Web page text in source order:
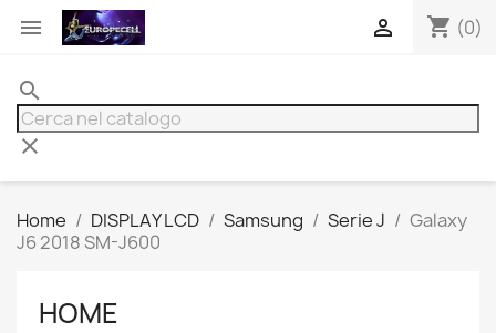
 shopping_cart (0)

search
clear
Home DISPLAY LCD Samsung Serie J
Galaxy
J6 2018 SM-J600
HOME